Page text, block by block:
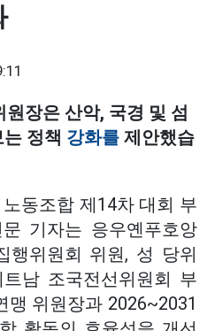
장은 산악, 국경 및 섬
정책 강화를 제안했습
동조합 제14차 대회 부
기자는 응우옌푸호앙
행위원회 위원, 성 당위
남 조국전선위원회 부
맹 위원장과 2026~2031